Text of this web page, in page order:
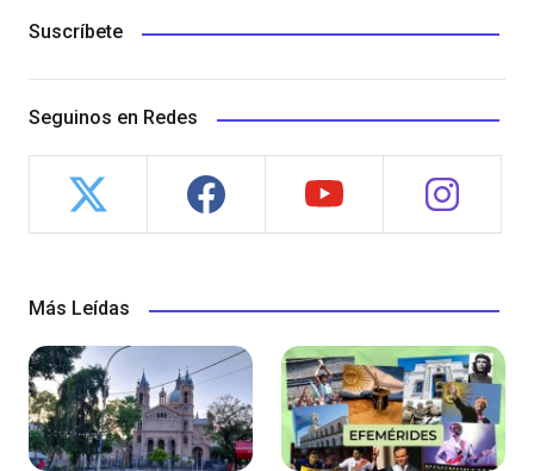
Suscríbete
Seguinos en Redes
Más Leídas